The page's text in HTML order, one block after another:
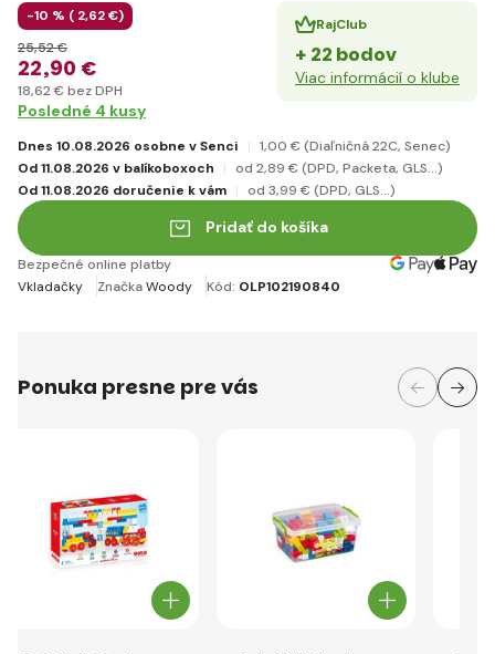
-10 % ( 2,62 €)
22,90 €
25,52 €
18,62 € bez DPH
RajClub
+ 22 bodov
Viac informácií o klube
Posledné 4 kusy
Dnes 10.08.2026 osobne v Senci 1,00 € (Diaľničná 22C, Senec)
Od 11.08.2026 v balíkoboxoch
od 2,89 € (DPD, Packeta, GLS...)
Od 11.08.2026 doručenie k vám
od 3,99 € (DPD, GLS...)
Pridať do košíka
Bezpečné online platby
Vkladačky
ZnačkaWoody Kód: OLP102190840
Ponuka presne pre vás